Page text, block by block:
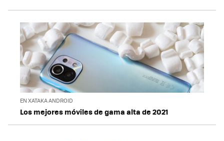
EN XATAKA ANDROID
Los mejores móviles de gama alta de 2021